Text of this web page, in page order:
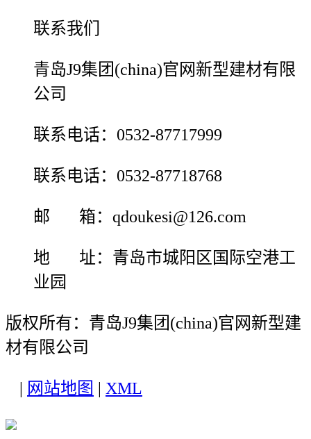
联系我们
青岛J9集团(china)官网新型建材有限
公司
联系电话：0532-87717999
联系电话：0532-87718768
邮 箱：qdoukesi@126.com
地 址：青岛市城阳区国际空港工
业园
版权所有：青岛J9集团(china)官网新型建
材有限公司
网站地图 XML